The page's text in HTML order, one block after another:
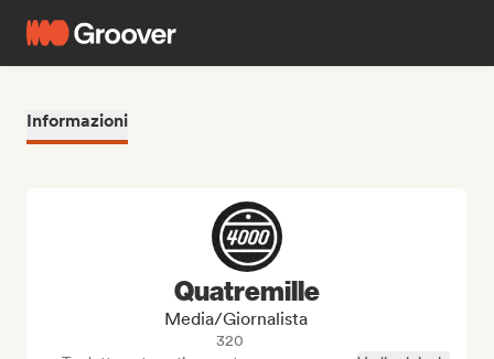
Informazioni
Quatremille
Media/Giornalista
320